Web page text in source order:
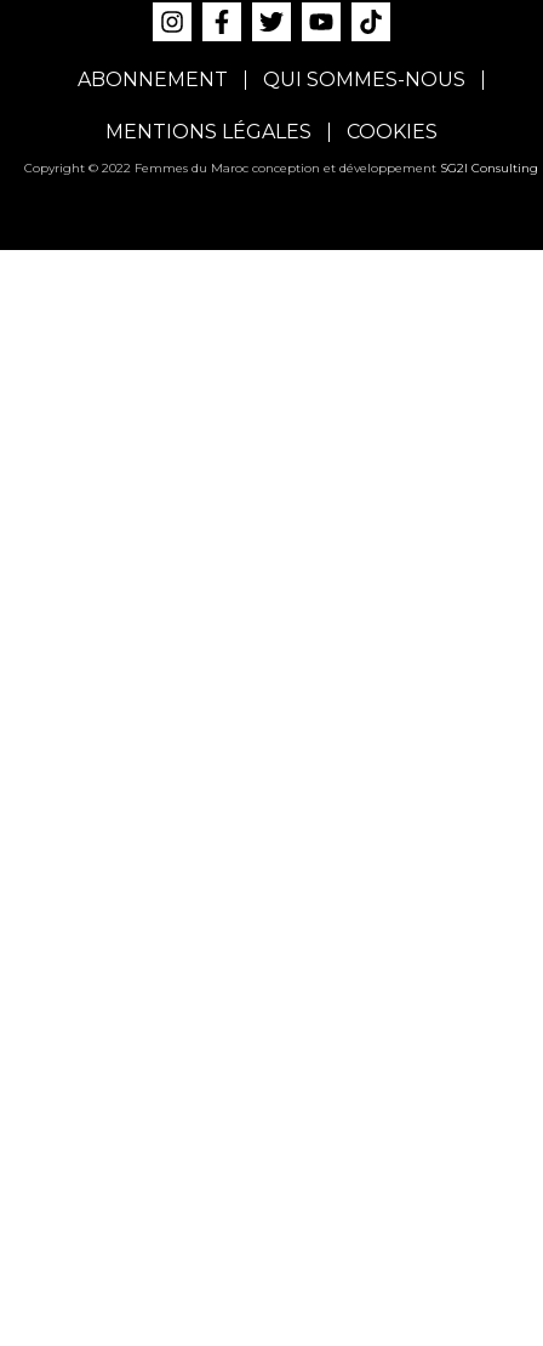
ABONNEMENT QUI SOMMES-NOUS
Copyright © 2022 Femmes du Maroc conception et développementSG2I Consulting